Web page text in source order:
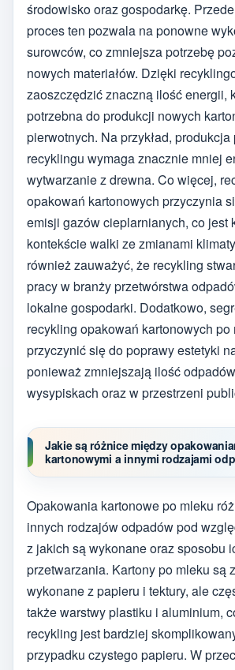
środowisko oraz gospodarkę.
proces ten pozwala na ponowne
surowców, co zmniejsza potrzebę
nowych materiałów. Dzięki
zaoszczędzić znaczną ilość energii,
potrzebna do produkcji nowych
pierwotnych. Na przykład,
recyklingu wymaga znacznie mniej
wytwarzanie z drewna. Co więcej,
opakowań kartonowych przyczynia
emisji gazów cieplarnianych, co jest
kontekście walki ze zmianami
również zauważyć, że recykling
pracy w branży przetwórstwa
lokalne gospodarki. Dodatkowo,
recykling opakowań kartonowych po
przyczynić się do poprawy estetyki
ponieważ zmniejszają ilość
wysypiskach oraz w przestrzeni
Jakie są różnice między
kartonowymi a innymi rodzajami
Opakowania kartonowe po mleku
innych rodzajów odpadów pod
z jakich są wykonane oraz sposobu
przetwarzania. Kartony po mleku są
wykonane z papieru i tektury, ale
także warstwy plastiku i aluminium,
recykling jest bardziej
przypadku czystego papieru. W